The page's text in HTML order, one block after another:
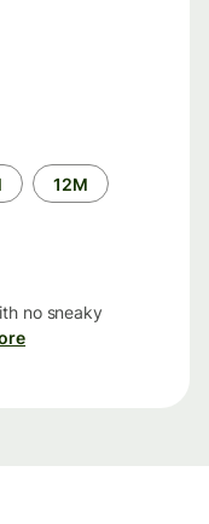
12M
no sneaky